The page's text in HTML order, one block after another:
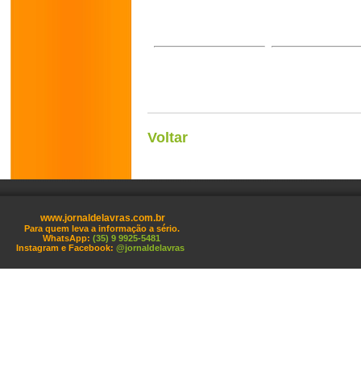
Voltar
www.jornaldelavras.com.br
Para quem leva a informação a sério.
WhatsApp: (35) 9 9925-5481
Instagram e Facebook: @jornaldelavras